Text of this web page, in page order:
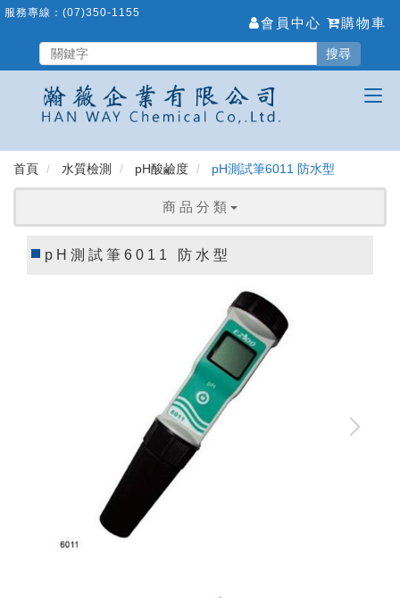
跳
要
服務專線： (07)350-1155
會員中心 購物車
搜尋
首頁 水質檢測 pH酸鹼度 pH測試筆6011 防水型
商 品 分 類
pH測試筆6011 防水型